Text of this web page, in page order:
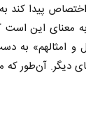
پیدا کند
خلاصه‌شده ماجرا این است که تامین اعتبار از بند و تبصره ۲
امثالهم» به
دیگر. آن‌طور که